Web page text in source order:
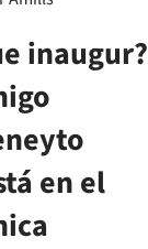
inaugur?
en el